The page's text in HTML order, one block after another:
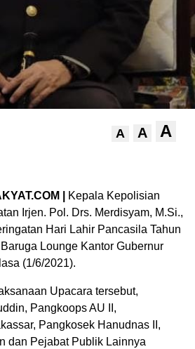
A A A
|
Kepala Kepolisian
Irjen. Pol. Drs. Merdisyam, M.Si.,
Hari Lahir Pancasila Tahun
Lounge Kantor Gubernur
(1/6/2021).
Upacara tersebut,
Pangkoops AU II,
Pangkosek Hanudnas II,
dan Pejabat Publik Lainnya